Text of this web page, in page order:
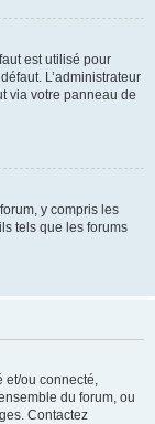
est utilisé pour
L’administrateur
via votre panneau de
y compris les
tels que les forums
et/ou connecté,
du forum, ou
Contactez